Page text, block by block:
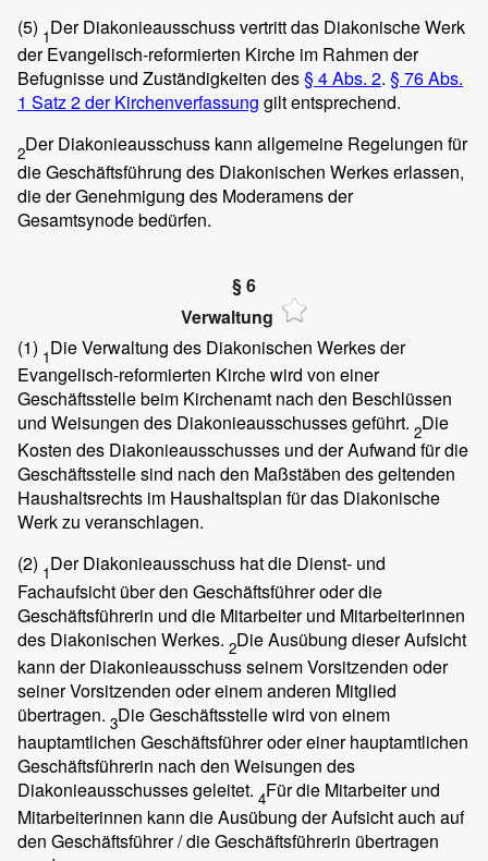
(5) 1Der Diakonieausschuss vertritt das Diakonische Werk
der Evangelisch-reformierten Kirche im Rahmen der
Befugnisse und Zuständigkeiten des§ 4 Abs. 2. § 76 Abs.
1 Satz 2 der Kirchenverfassung gilt entsprechend.
2Der Diakonieausschuss kann allgemeine Regelungen für
die Geschäftsführung des Diakonischen Werkes erlassen,
die der Genehmigung des Moderamens der
Gesamtsynode bedürfen.
§ 6
Verwaltung
(1) 1Die Verwaltung des Diakonischen Werkes der
Evangelisch-reformierten Kirche wird von einer
Geschäftsstelle beim Kirchenamt nach den Beschlüssen
und Weisungen des Diakonieausschusses geführt. 2Die
Kosten des Diakonieausschusses und der Aufwand für die
Geschäftsstelle sind nach den Maßstäben des geltenden
Haushaltsrechts im Haushaltsplan für das Diakonische
Werk zu veranschlagen.
(2) 1Der Diakonieausschuss hat die Dienst- und
Fachaufsicht über den Geschäftsführer oder die
Geschäftsführerin und die Mitarbeiter und Mitarbeiterinnen
des Diakonischen Werkes. 2Die Ausübung dieser Aufsicht
kann der Diakonieausschuss seinem Vorsitzenden oder
seiner Vorsitzenden oder einem anderen Mitglied
übertragen. 3Die Geschäftsstelle wird von einem
hauptamtlichen Geschäftsführer oder einer hauptamtlichen
Geschäftsführerin nach den Weisungen des
Diakonieausschusses geleitet. 4Für die Mitarbeiter und
Mitarbeiterinnen kann die Ausübung der Aufsicht auch auf
den Geschäftsführer / die Geschäftsführerin übertragen